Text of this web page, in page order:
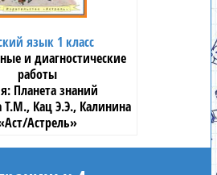
язык 1 класс
и диагностические
работы
Планета знаний
Т.М., Кац Э.Э., Калинина
Астрель»